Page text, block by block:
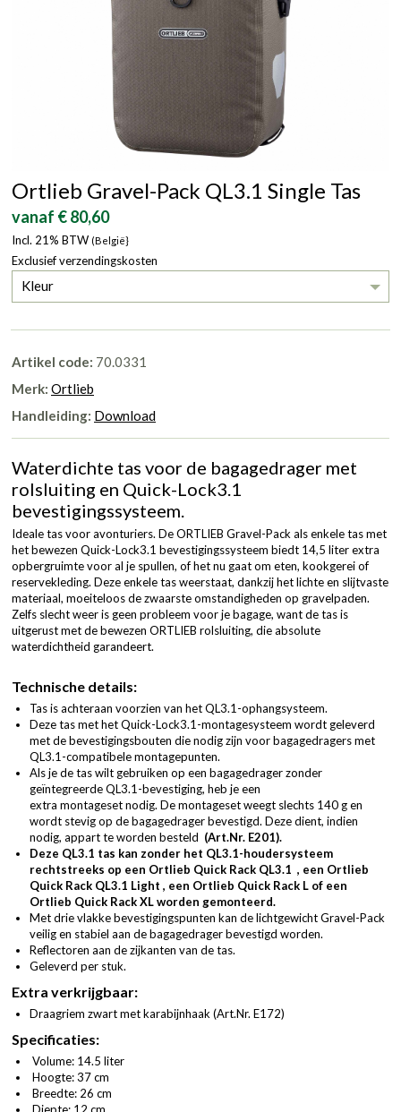
Ortlieb Gravel-Pack QL3.1 Single Tas
vanaf € 80,60
Incl. 21% BTW (België}
Exclusief verzendingskosten
Kleur
Artikel code: 70.0331
Merk: Ortlieb
Handleiding: Download
Waterdichte tas voor de bagagedrager met
rolsluiting en Quick-Lock3.1
bevestigingssysteem.
Ideale tas voor avonturiers. De ORTLIEB Gravel-Pack als enkele tas met
het bewezen Quick-Lock3.1 bevestigingssysteem biedt 14,5 liter extra
opbergruimte voor al je spullen, of het nu gaat om eten, kookgerei of
reservekleding. Deze enkele tas weerstaat, dankzij het lichte en slijtvaste
materiaal, moeiteloos de zwaarste omstandigheden op gravelpaden.
Zelfs slecht weer is geen probleem voor je bagage, want de tas is
uitgerust met de bewezen ORTLIEB rolsluiting, die absolute
waterdichtheid garandeert.
Technische details:
Tas is achteraan voorzien van het QL3.1-ophangsysteem.
Deze tas met het Quick-Lock3.1-montagesysteem wordt geleverd
met de bevestigingsbouten die nodig zijn voor bagagedragers met
QL3.1-compatibele montagepunten.
Als je de tas wilt gebruiken op een bagagedrager zonder
geïntegreerde QL3.1-bevestiging, heb je een
extra montageset nodig. De montageset weegt slechts 140 g en
wordt stevig op de bagagedrager bevestigd. Deze dient, indien
nodig, appart te worden besteld (Art.Nr. E201).
Deze QL3.1 tas kan zonder het QL3.1-houdersysteem
rechtstreeks op een Ortlieb Quick Rack QL3.1 , een Ortlieb
Quick Rack QL3.1 Light , een Ortlieb Quick Rack L of een
Ortlieb Quick Rack XLworden gemonteerd.
Met drie vlakke bevestigingspunten kan de lichtgewicht Gravel-Pack
veilig en stabiel aan de bagagedrager bevestigd worden.
Reflectoren aan de zijkanten van de tas.
Geleverd per stuk.
Extra verkrijgbaar:
Draagriem zwart met karabijnhaak (Art.Nr. E172)
Specificaties:
Volume: 14.5 liter
Hoogte: 37 cm
Breedte: 26 cm